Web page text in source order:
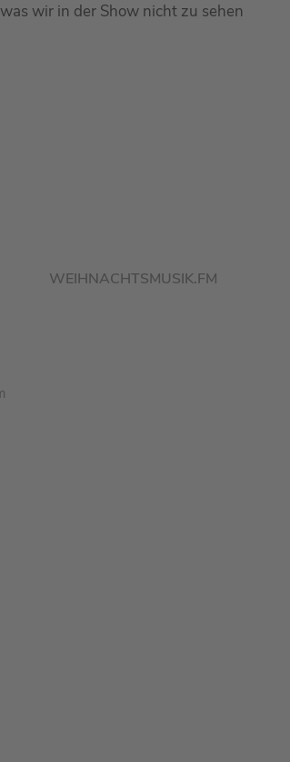
wir in der Show nicht zu sehen
WEIHNACHTSMUSIK.FM